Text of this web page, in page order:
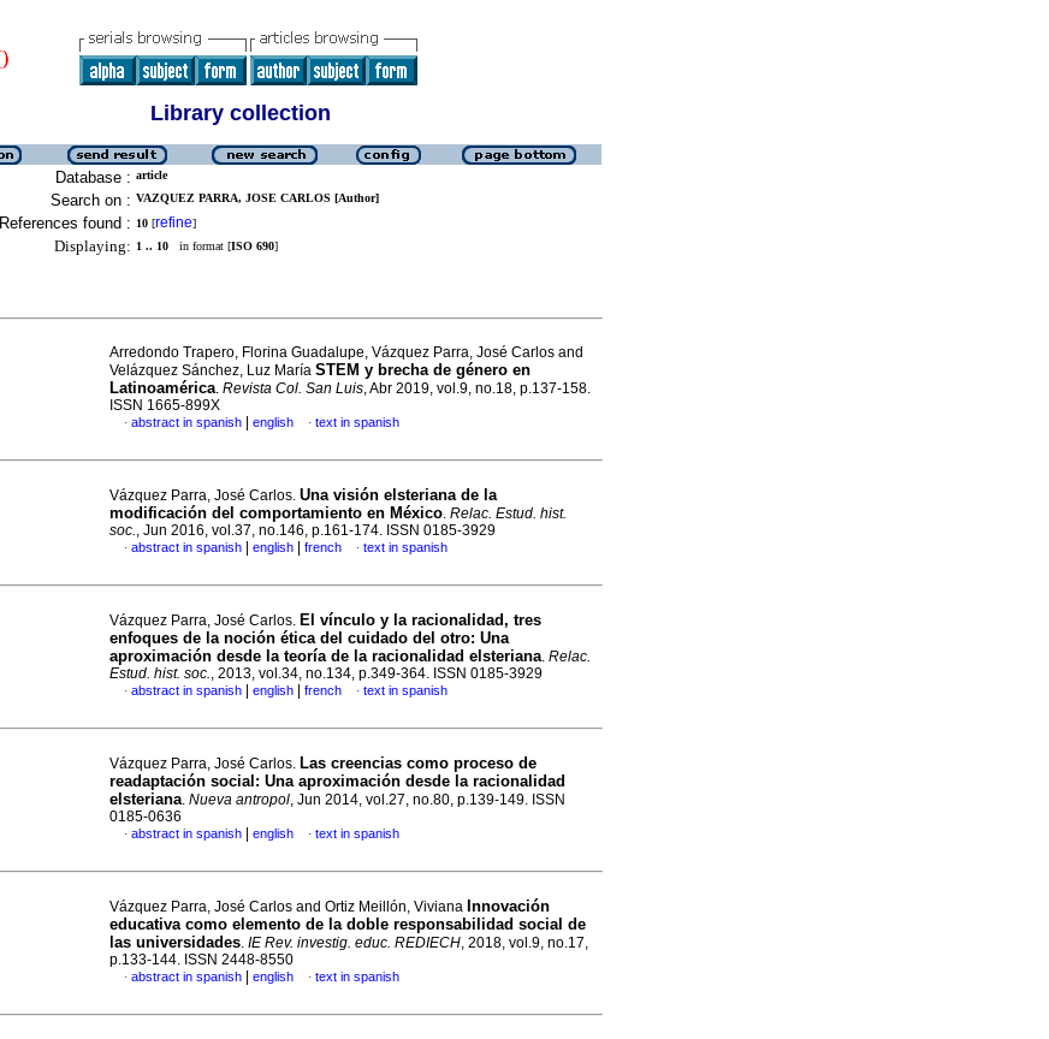
Library collection
Database : article
Search on : VAZQUEZ PARRA, JOSE CARLOS [Author]
References found : 10 [refine]
Displaying: 1 .. 10 in format [ISO 690]
Arredondo Trapero, Florina Guadalupe, Vázquez Parra, José Carlos and
Velázquez Sánchez, Luz María STEM y brecha de género en
Latinoamérica. Revista Col. San Luis, Abr 2019, vol.9, no.18, p.137-158.
ISSN 1665-899X
· abstract in spanish english · text in spanish
Vázquez Parra, José Carlos. Una visión elsteriana de la
modificación del comportamiento en México. Relac. Estud. hist.
soc., Jun 2016, vol.37, no.146, p.161-174. ISSN 0185-3929
· abstract in spanish english french · text in spanish
Vázquez Parra, José Carlos. El vínculo y la racionalidad, tres
enfoques de la noción ética del cuidado del otro: Una
aproximación desde la teoría de la racionalidad elsteriana. Relac.
Estud. hist. soc., 2013, vol.34, no.134, p.349-364. ISSN 0185-3929
· abstract in spanish english french · text in spanish
Vázquez Parra, José Carlos. Las creencias como proceso de
readaptación social : Una aproximación desde la racionalidad
elsteriana. Nueva antropol, Jun 2014, vol.27, no.80, p.139-149. ISSN
0185-0636
· abstract in spanish english · text in spanish
Vázquez Parra, José Carlos and Ortiz Meillón, Viviana Innovación
educativa como elemento de la doble responsabilidad social de
las universidades. IE Rev. investig. educ. REDIECH, 2018, vol.9, no.17,
p.133-144. ISSN 2448-8550
· abstract in spanish english · text in spanish